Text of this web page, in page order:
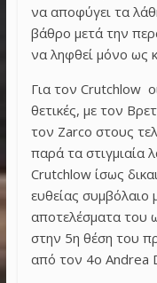
να αποφύγει τα
βάθρο μετά την
να ληφθεί μόνο ως
Για τον Crutchlow
θετικές, με τον
τον Zarco στους
παρά τα στιγμιαία
Crutchlow ίσως
ευθείας συμβόλαιο
αποτελέσματα του
στην 5η θέση του
από τον 4ο Andrea